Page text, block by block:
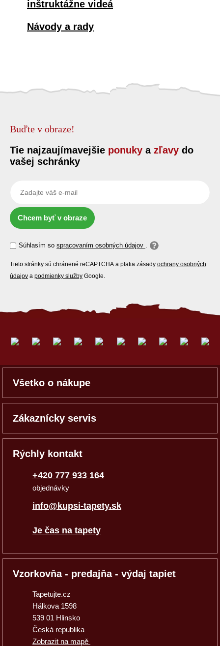
inštruktážne videá
Návody a rady
Buďte v obraze!
Tie najzaujímavejšie ponuky a zľavy do
vašej schránky
Chcem byť v obraze
Súhlasím so spracovaním osobných údajov .
Tieto stránky sú chránené reCAPTCHA a platia zásady ochrany osobných
údajov a podmienky služby Google.
Všetko o nákupe
Zákaznícky servis
Rýchly kontakt
+420 777 933 164
objednávky
info@kupsi-tapety.sk
Je čas na tapety
Vzorkovňa - predajňa - výdaj tapiet
Tapetujte.cz
Hálkova 1598
539 01 Hlinsko
Česká republika
Zobrazit na mapě